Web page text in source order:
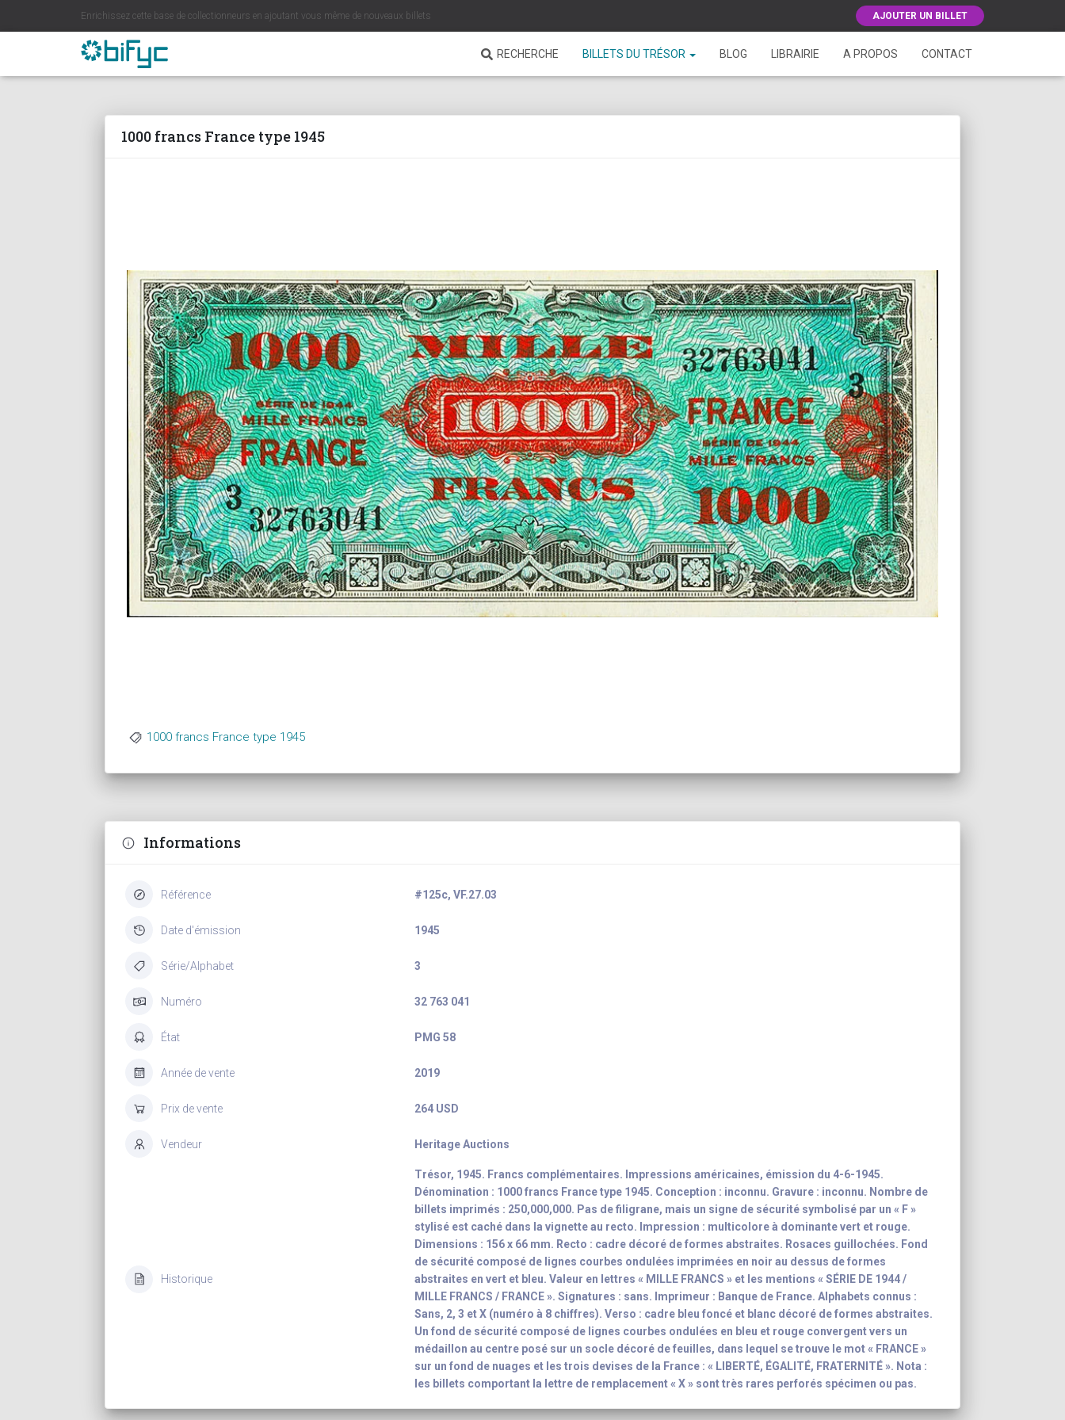
Enrichissez cette base de collectionneurs en ajoutant vous même de nouveaux billets AJOUTER UN BILLET
RECHERCHE BILLETS DU TRÉSOR BLOG LIBRAIRIE A PROPOS CONTACT
1000 francs France type 1945
1000 francs France type 1945
Informations
Référence #125c, VF.27.03
Date d'émission 1945
Série/Alphabet 3
Numéro 32 763 041
État PMG 58
Année de vente 2019
Prix de vente 264 USD
Vendeur Heritage Auctions
Historique
Trésor, 1945. Francs complémentaires. Impressions américaines, émission du 4-6-1945.
Dénomination : 1000 francs France type 1945. Conception : inconnu. Gravure : inconnu. Nombre de
billets imprimés : 250,000,000. Pas de filigrane, mais un signe de sécurité symbolisé par un « F »
stylisé est caché dans la vignette au recto. Impression : multicolore à dominante vert et rouge.
Dimensions : 156 x 66 mm. Recto : cadre décoré de formes abstraites. Rosaces guillochées. Fond
de sécurité composé de lignes courbes ondulées imprimées en noir au dessus de formes
abstraites en vert et bleu. Valeur en lettres « MILLE FRANCS » et les mentions « SÉRIE DE 1944 /
MILLE FRANCS / FRANCE ». Signatures : sans. Imprimeur : Banque de France. Alphabets connus :
Sans, 2, 3 et X (numéro à 8 chiffres). Verso : cadre bleu foncé et blanc décoré de formes abstraites.
Un fond de sécurité composé de lignes courbes ondulées en bleu et rouge convergent vers un
médaillon au centre posé sur un socle décoré de feuilles, dans lequel se trouve le mot « FRANCE »
sur un fond de nuages et les trois devises de la France : « LIBERTÉ, ÉGALITÉ, FRATERNITÉ ». Nota :
les billets comportant la lettre de remplacement « X » sont très rares perforés spécimen ou pas.